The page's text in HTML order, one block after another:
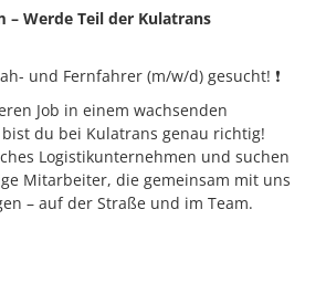
– Werde Teil der Kulatrans
und Fernfahrer (m/w/d) gesucht! ❗
Job in einem wachsenden
du bei Kulatrans genau richtig!
Logistikunternehmen und suchen
Mitarbeiter, die gemeinsam mit uns
– auf der Straße und im Team.